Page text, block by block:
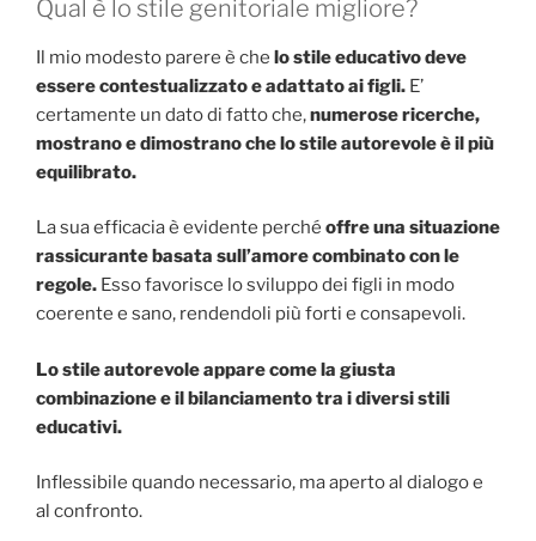
Qual è lo stile genitoriale migliore?
Il mio modesto parere è che lo stile educativo deve
essere contestualizzato e adattato ai figli. E’
certamente un dato di fatto che,numerose ricerche,
mostrano e dimostrano che lo stile autorevole è il più
equilibrato.
La sua efficacia è evidente perché offre una situazione
rassicurante basata sull’amore combinato con le
regole. Esso favorisce lo sviluppo dei figli in modo
coerente e sano, rendendoli più forti e consapevoli.
Lo stile autorevole appare come la giusta
combinazione e il bilanciamento tra i diversi stili
educativi.
Inflessibile quando necessario, ma aperto al dialogo e
al confronto.